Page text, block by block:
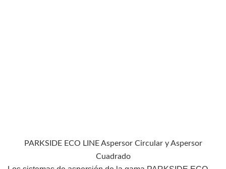
PARKSIDE ECO LINE Aspersor Circular y Aspersor
Cuadrado